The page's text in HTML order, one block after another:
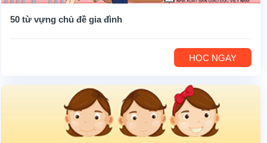
50 từ vựng chủ đề gia đình
HỌC NGAY